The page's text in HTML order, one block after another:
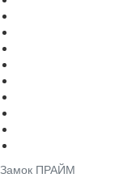
Замок ПРАЙМ